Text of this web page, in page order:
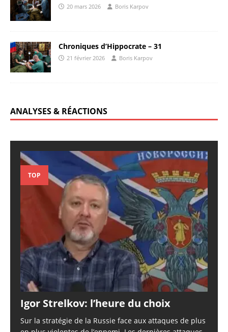
20 mars 2026 Boris Karpov
Chroniques d’Hippocrate – 31
21 février 2026 Boris Karpov
ANALYSES & RÉACTIONS
TOP
Igor Strelkov: l’heure du choix
Sur la stratégie de la Russie face aux attaques de plus